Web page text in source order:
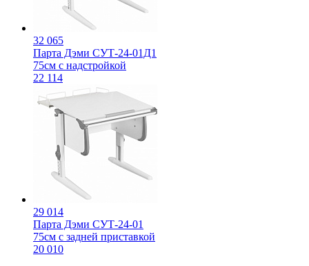
32 065
Парта Дэми СУТ-24-01Д1
75см с надстройкой
22 114
29 014
Парта Дэми СУТ-24-01
75см с задней приставкой
20 010